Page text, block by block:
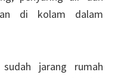
di kolam dalam
jarang rumah